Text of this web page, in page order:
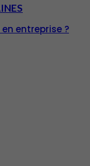
entreprise ?